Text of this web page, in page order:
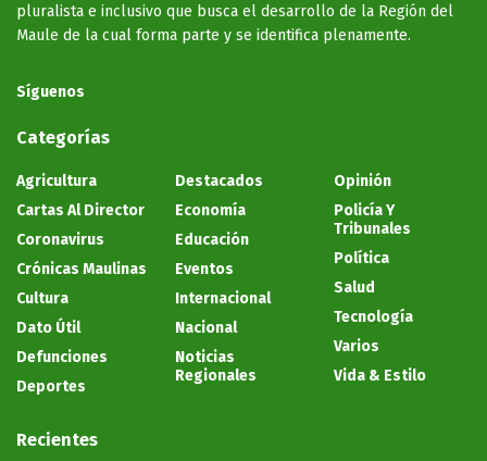
pluralista e inclusivo que busca el desarrollo de la Región del
Maule de la cual forma parte y se identifica plenamente.
Síguenos
Categorías
Agricultura
Cartas Al Director
Coronavirus
Crónicas Maulinas
Cultura
Dato Útil
Defunciones
Deportes
Destacados
Economía
Educación
Eventos
Internacional
Nacional
Noticias
Regionales
Opinión
Policía Y
Tribunales
Política
Salud
Tecnología
Varios
Vida & Estilo
Recientes